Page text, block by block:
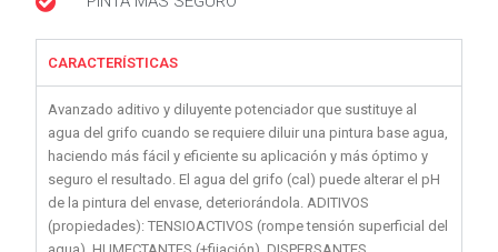
CARACTERÍSTICAS
Avanzado aditivo y diluyente potenciador que sustituye al
agua del grifo cuando se requiere diluir una pintura base agua,
haciendo más fácil y eficiente su aplicación y más óptimo y
seguro el resultado. El agua del grifo (cal) puede alterar el pH
de la pintura del envase, deteriorándola. ADITIVOS
(propiedades): TENSIOACTIVOS (rompe tensión superficial del